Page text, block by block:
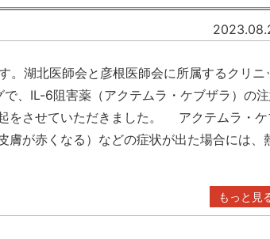
湖北医師会と彦根医師会に所属するクリニ
、IL-6阻害薬（アクテムラ・ケブザラ）の
をさせていただきました。 アクテムラ・
膚が赤くなる）などの症状が出た場合には、
もっと見